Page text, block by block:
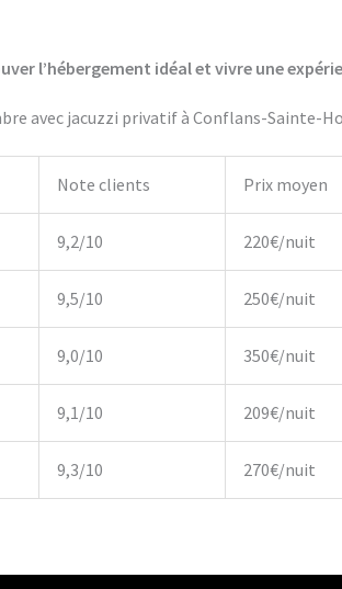
l’hébergement idéal et vivre une
avec jacuzzi privatif à Conflans-Sainte-
Note clients Prix moyen
9,2/10 220€/nuit
9,5/10 250€/nuit
9,0/10 350€/nuit
9,1/10 209€/nuit
9,3/10 270€/nuit